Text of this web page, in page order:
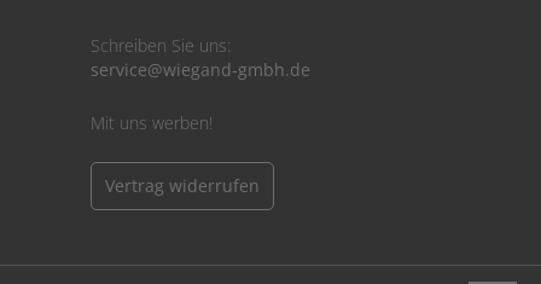
Schreiben Sie uns:
service@wiegand-gmbh.de
Mit uns werben!
Vertrag widerrufen